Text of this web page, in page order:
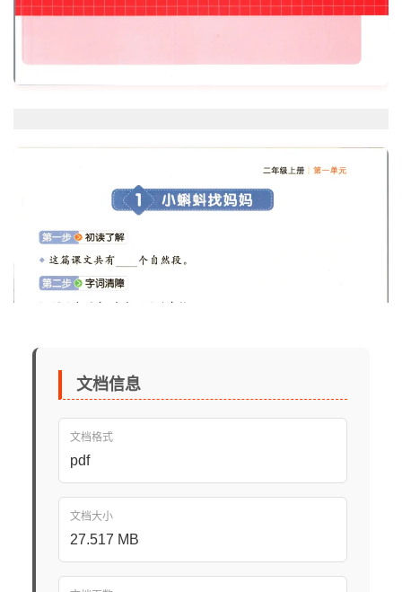
文档信息
文档格式
pdf
文档大小
27.517 MB